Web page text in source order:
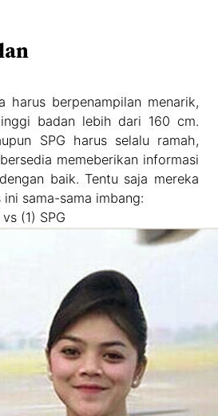
harus berpenampilan menarik,
badan lebih dari 160 cm.
SPG harus selalu ramah,
memeberikan informasi
baik. Tentu saja mereka
sama-sama imbang:
(1) SPG